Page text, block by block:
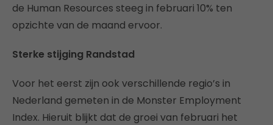
de Human Resources steeg in februari 10% ten
opzichte van de maand ervoor.
Sterke stijging Randstad
Voor het eerst zijn ook verschillende regio’s in
Nederland gemeten in de Monster Employment
Index. Hieruit blijkt dat de groei van februari het